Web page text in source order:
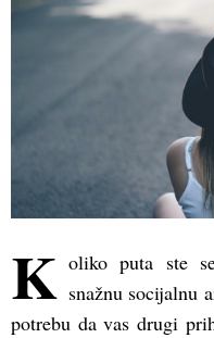
K oliko puta ste
snažnu socijalnu
potrebu da vas drugi